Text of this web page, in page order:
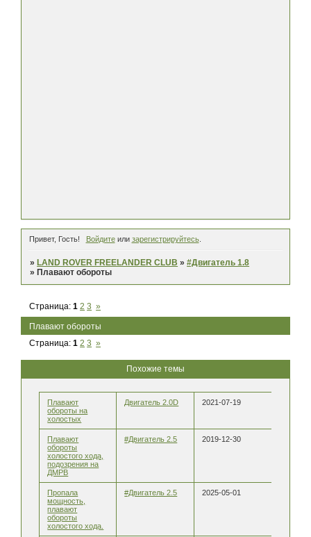
Привет, Гость! Войдитеили зарегистрируйтесь.
» LAND ROVER FREELANDER CLUB »#Двигатель 1.8
» Плавают обороты
Плавают обороты
Страница:1 2 3 »
Страница:1 2 3 »
Похожие темы
Плавают
обороты на
холостых
Двигатель 2.0D 2021-07-19
Плавают
обороты
холостого хода,
подозрения на
ДМРВ
#Двигатель 2.5 2019-12-30
Пропала
мощность,
плавают
обороты
холостого хода.
#Двигатель 2.5 2025-05-01